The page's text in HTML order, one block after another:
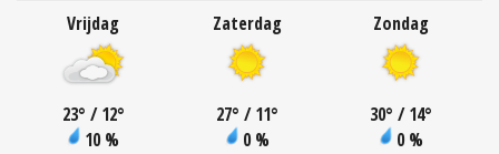
Vrijdag
23° / 12°
10 %
Zaterdag
27° / 11°
0 %
Zondag
30° / 14°
0 %